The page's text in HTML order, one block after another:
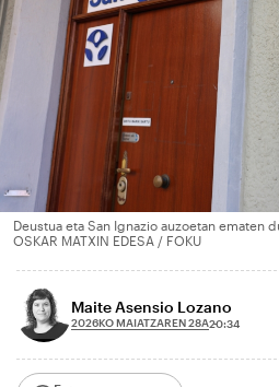
Deustua eta San Ignazio auzoetan ematen
OSKAR MATXIN EDESA / FOKU
Maite Asensio Lozano
2026KO MAIATZAREN 28A20:34